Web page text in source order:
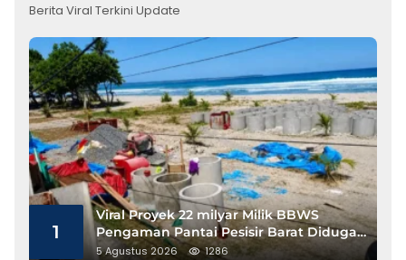
Berita Viral Terkini Update
1
Viral Proyek 22 milyar Milik BBWS
Pengaman Pantai Pesisir Barat Diduga
Gunakan Besi Banci
5 Agustus 2026 1286